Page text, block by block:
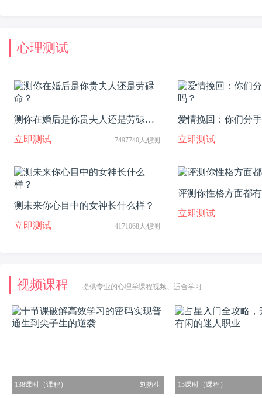
心理测试
测你在婚后是你贵夫人还是劳碌
命？
立即测试 7497740人想测
爱情挽回：你们分
吗？
立即测试
测未来你心目中的女神长什么样？
立即测试
4171068人想测
评测你性格方面都
立即测试
视频课程 提供专业的心理学课程视频、适合学习
138课时（课程） 刘热生 15课时（课程）